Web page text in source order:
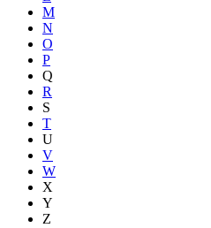
M
N
O
P
Q
R
S
T
U
V
W
X
Y
Z